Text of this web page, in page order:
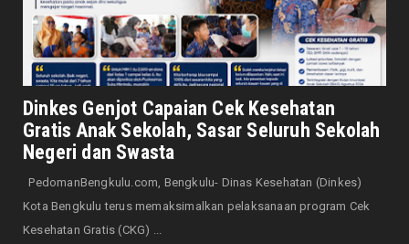
Peringati Hari Dharma Wanita Nasional 2026,
Senator Leni Jo...
August 05, 2026
DAERAH
Respon Kendala Banjir, PUPR Siagakan Tim
Unit Reaksi Cepat
August 05, 2026
Bunda Literasi Buka Lomba Duta Baca
Pelajar SMP/MTs 2026, 10...
Dinkes Genjot Capaian Cek Kesehatan
Gratis Anak Sekolah, Sasar Seluruh Sekolah
Negeri dan Swasta
PedomanBengkulu.com, Bengkulu- Dinas Kesehatan (Dinkes)
Kota Bengkulu terus memaksimalkan pelaksanaan program Cek
Kesehatan Gratis (CKG) ...